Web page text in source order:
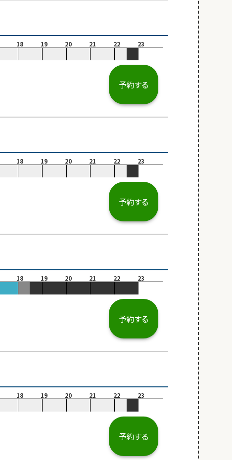
18 19 20 21 22 23
予約する
18 19 20 21 22 23
予約する
18 19 20 21 22 23
予約する
18 19 20 21 22 23
予約する